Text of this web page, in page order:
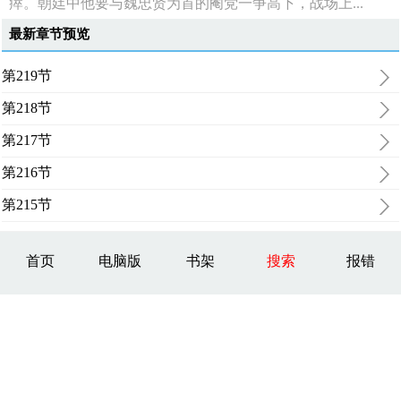
瘁。朝廷中他要与魏忠贤为首的阉党一争高下，战场上...
最新章节预览
第219节
第218节
第217节
第216节
第215节
首页 电脑版 书架 搜索 报错